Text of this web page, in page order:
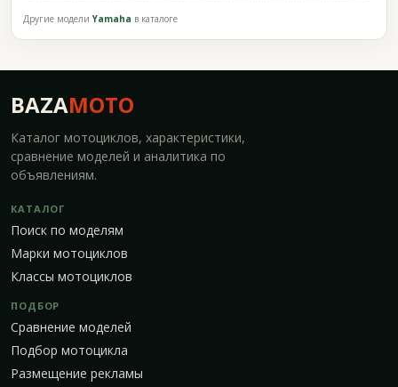
Другие моделиYamaha в каталоге
BAZAMOTO
Каталог мотоциклов, характеристики,
сравнение моделей и аналитика по
объявлениям.
КАТАЛОГ
Поиск по моделям
Марки мотоциклов
Классы мотоциклов
ПОДБОР
Сравнение моделей
Подбор мотоцикла
Размещение рекламы